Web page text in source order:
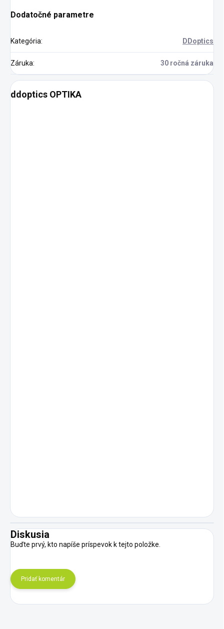
Dodatočné parametre
Kategória: DDoptics
Záruka: 30 ročná záruka
ddoptics OPTIKA
Diskusia
Buďte prvý, kto napíše príspevok k tejto položke.
Pridať komentár